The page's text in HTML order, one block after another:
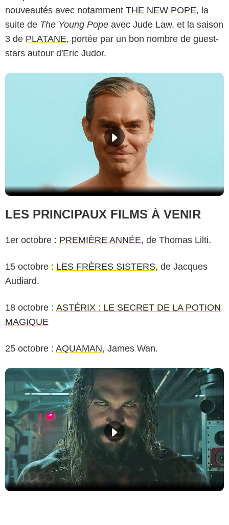
nouveautés avec notamment THE NEW POPE, la
suite de The Young Pope avec Jude Law, et la saison
3 de PLATANE, portée par un bon nombre de guest-
stars autour d'Eric Judor.
LES PRINCIPAUX FILMS À VENIR
1er octobre : PREMIÈRE ANNÉE, de Thomas Lilti.
15 octobre : LES FRÈRES SISTERS, de Jacques
Audiard.
18 octobre : ASTÉRIX : LE SECRET DE LA POTION
MAGIQUE
25 octobre : AQUAMAN, James Wan.